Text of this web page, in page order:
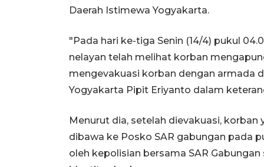
Daerah Istimewa Yogyakarta.
"Pada hari ke-tiga Senin (14/4) pukul
nelayan telah melihat korban
mengevakuasi korban dengan armada
Yogyakarta Pipit Eriyanto dalam
Menurut dia, setelah dievakuasi,
dibawa ke Posko SAR gabungan pada
oleh kepolisian bersama SAR